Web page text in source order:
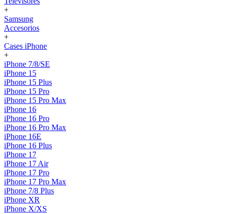
+
Samsung
Accesorios
+
Cases iPhone
+
iPhone 7/8/SE
iPhone 15
iPhone 15 Plus
iPhone 15 Pro
iPhone 15 Pro Max
iPhone 16
iPhone 16 Pro
iPhone 16 Pro Max
iPhone 16E
iPhone 16 Plus
iPhone 17
iPhone 17 Air
iPhone 17 Pro
iPhone 17 Pro Max
iPhone 7/8 Plus
iPhone XR
iPhone X/XS